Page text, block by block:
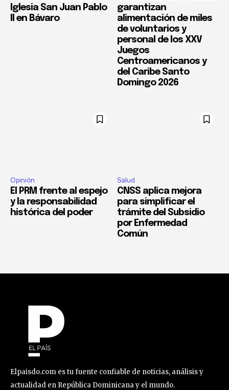
Iglesia San Juan Pablo
II en Bávaro
garantizan
alimentación de miles
de voluntarios y
personal de los XXV
Juegos
Centroamericanos y
del Caribe Santo
Domingo 2026
Opinión
El PRM frente al espejo
y la responsabilidad
histórica del poder
Salud
CNSS aplica mejora
para simplificar el
trámite del Subsidio
por Enfermedad
Común
Elpaisdo.com es tu fuente confiable de noticias, análisis y
actualidad en República Dominicana y el mundo.